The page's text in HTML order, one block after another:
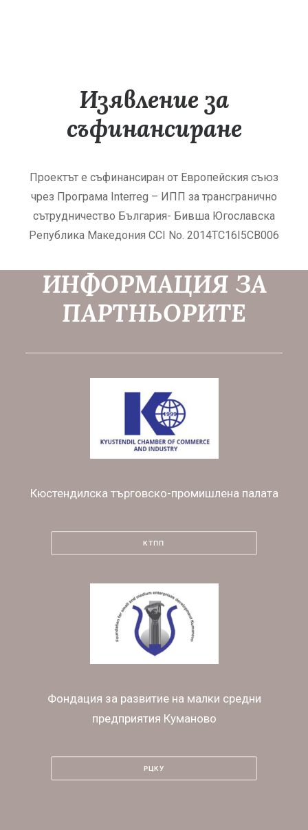
Изявление за
съфинансиране
Проектът е съфинансиран от Европейския съюз
чрез Програма Interreg – ИПП за трансгранично
сътрудничество България- Бивша Югославска
Република Македония CCI No. 2014TC16I5CB006
ИНФОРМАЦИЯ ЗА
ПАРТНЬОРИТЕ
Кюстендилска търговско-промишлена палата
КТПП
Фондация за развитие на малки средни
предприятия Куманово
РЦКУ